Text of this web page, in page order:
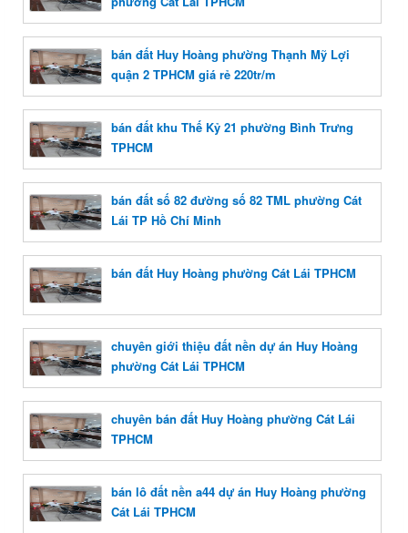
bán đất Huy Hoàng phường Thạnh Mỹ Lợi
quận 2 TPHCM giá rẻ 220tr/m
bán đất khu Thế Kỷ 21 phường Bình Trưng
TPHCM
bán đất số 82 đường số 82 TML phường Cát
Lái TP Hồ Chí Minh
bán đất Huy Hoàng phường Cát Lái TPHCM
chuyên giới thiệu đất nền dự án Huy Hoàng
phường Cát Lái TPHCM
chuyên bán đất Huy Hoàng phường Cát Lái
TPHCM
bán lô đất nền a44 dự án Huy Hoàng phường
Cát Lái TPHCM